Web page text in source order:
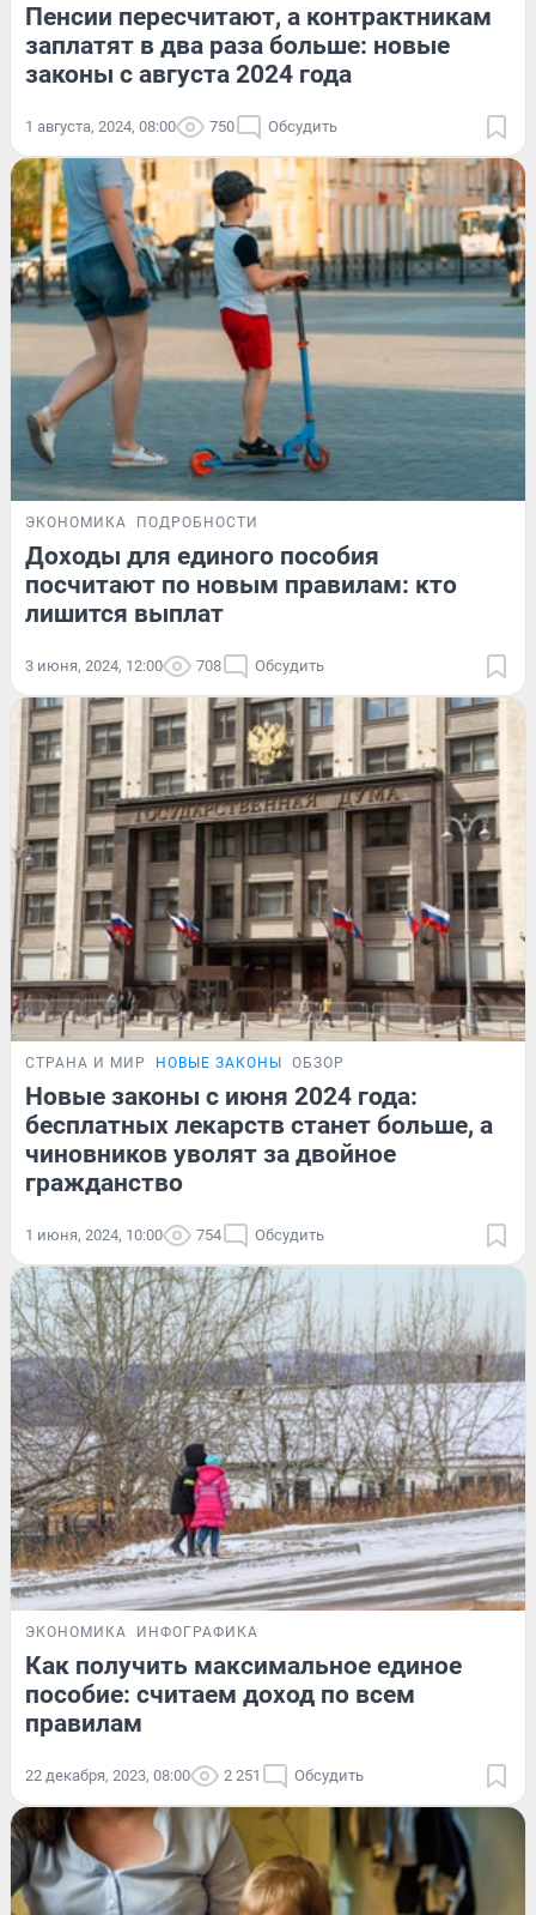
Пенсии пересчитают, а контрактникам
заплатят в два раза больше: новые
законы с августа 2024 года
1 августа, 2024, 08:00 750 Обсудить
ЭКОНОМИКА ПОДРОБНОСТИ
Доходы для единого пособия
посчитают по новым правилам: кто
лишится выплат
3 июня, 2024, 12:00 708 Обсудить
СТРАНА И МИР НОВЫЕ ЗАКОНЫ ОБЗОР
Новые законы с июня 2024 года:
бесплатных лекарств станет больше, а
чиновников уволят за двойное
гражданство
1 июня, 2024, 10:00 754 Обсудить
ЭКОНОМИКА ИНФОГРАФИКА
Как получить максимальное единое
пособие: считаем доход по всем
правилам
22 декабря, 2023, 08:00 2 251 Обсудить